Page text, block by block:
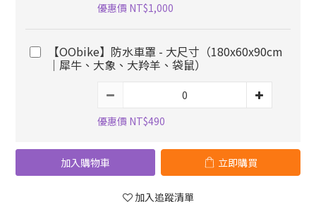
優惠價 NT$1,000
【OObike】防水車罩 - 大尺寸（180x60x90cm
｜犀牛、大象、大羚羊、袋鼠）
優惠價 NT$490
加入購物車 立即購買
加入追蹤清單